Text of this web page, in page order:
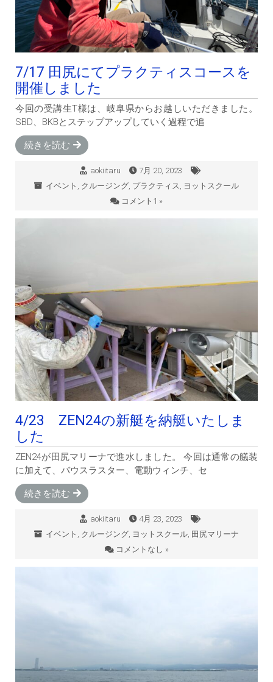
7/17 田尻にてプラクティスコースを
開催しました
今回の受講生T様は、岐阜県からお越しいただきました。
SBD、BKBとステップアップしていく過程で追
続きを読む
aokiitaru
7月 20, 2023
イベント , クルージング, プラクティス, ヨットスクール
コメント1 »
4/23 ZEN24の新艇を納艇いたしま
した
ZEN24が田尻マリーナで進水しました。 今回は通常の艤装
に加えて、バウスラスター、電動ウィンチ、セ
続きを読む
aokiitaru
4月 23, 2023
イベント , クルージング, ヨットスクール, 田尻マリーナ
コメントなし »